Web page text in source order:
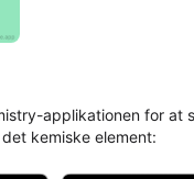
applikationen for at
kemiske element: